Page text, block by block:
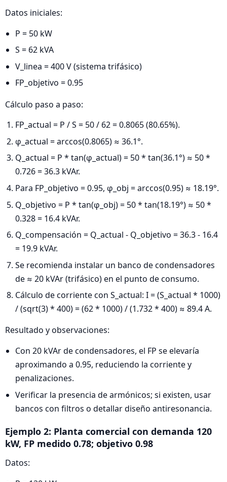
Datos iniciales:
P = 50 kW
S = 62 kVA
V_linea = 400 V (sistema trifásico)
FP_objetivo = 0.95
Cálculo paso a paso:
FP_actual = P / S = 50 / 62 = 0.8065 (80.65%).
φ_actual = arccos(0.8065) ≈ 36.1°.
Q_actual = P * tan(φ_actual) = 50 * tan(36.1°) ≈ 50 *
0.726 = 36.3 kVAr.
Para FP_objetivo = 0.95, φ_obj = arccos(0.95) ≈ 18.19°.
Q_objetivo = P * tan(φ_obj) = 50 * tan(18.19°) ≈ 50 *
0.328 = 16.4 kVAr.
Q_compensación = Q_actual - Q_objetivo = 36.3 - 16.4
= 19.9 kVAr.
Se recomienda instalar un banco de condensadores
de ≈ 20 kVAr (trifásico) en el punto de consumo.
Cálculo de corriente con S_actual: I = (S_actual * 1000)
/ (sqrt(3) * 400) = (62 * 1000) / (1.732 * 400) ≈ 89.4 A.
Resultado y observaciones:
Con 20 kVAr de condensadores, el FP se elevaría
aproximando a 0.95, reduciendo la corriente y
penalizaciones.
Verificar la presencia de armónicos; si existen, usar
bancos con filtros o detallar diseño antiresonancia.
Ejemplo 2: Planta comercial con demanda 120
kW, FP medido 0.78; objetivo 0.98
Datos: